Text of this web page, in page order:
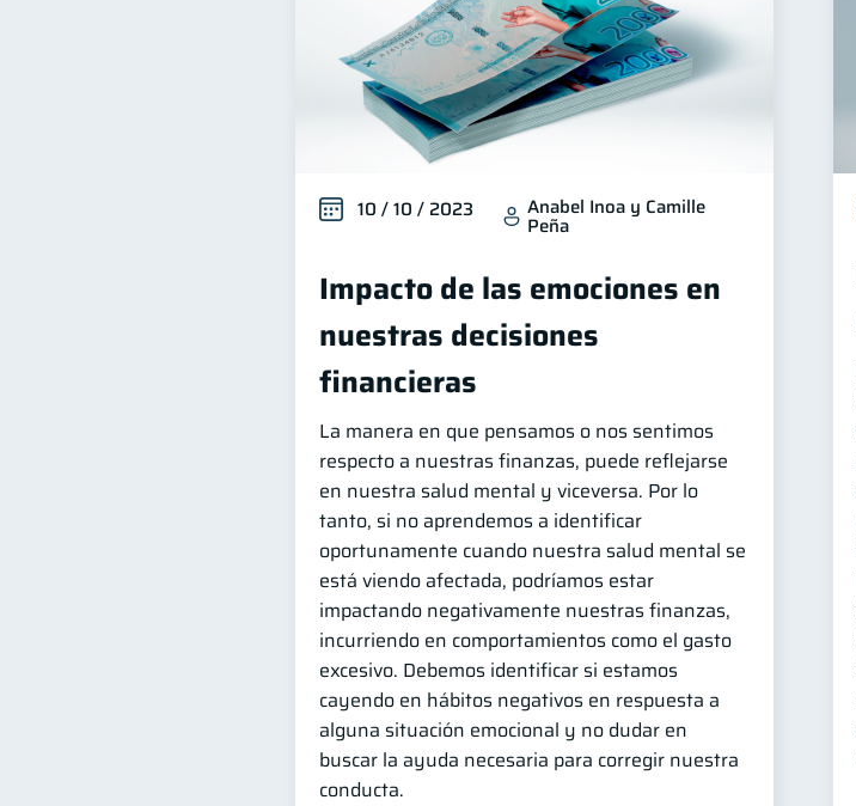
10 / 10 / 2023 Anabel Inoa y Camille
Peña
Impacto de las emociones en
nuestras decisiones
financieras
La manera en que pensamos o nos sentimos
respecto a nuestras finanzas, puede reflejarse
en nuestra salud mental y viceversa. Por lo
tanto, si no aprendemos a identificar
oportunamente cuando nuestra salud mental se
está viendo afectada, podríamos estar
impactando negativamente nuestras finanzas,
incurriendo en comportamientos como el gasto
excesivo. Debemos identificar si estamos
cayendo en hábitos negativos en respuesta a
alguna situación emocional y no dudar en
buscar la ayuda necesaria para corregir nuestra
conducta.